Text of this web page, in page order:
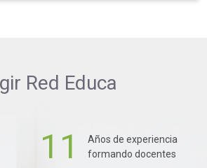
Red Educa
11
Años de experiencia
formando docentes